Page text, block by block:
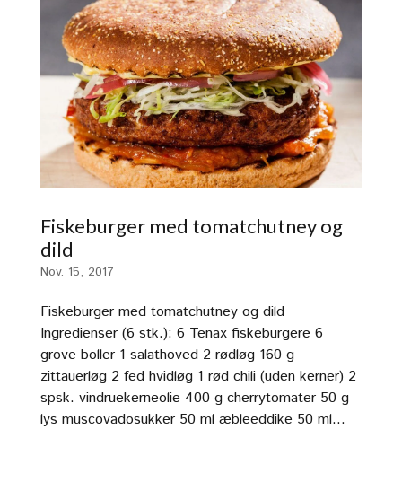
Fiskeburger med tomatchutney og
dild
Nov. 15, 2017
Fiskeburger med tomatchutney og dild
Ingredienser (6 stk.): 6 Tenax fiskeburgere 6
grove boller 1 salathoved 2 rødløg 160 g
zittauerløg 2 fed hvidløg 1 rød chili (uden kerner) 2
spsk. vindruekerneolie 400 g cherrytomater 50 g
lys muscovadosukker 50 ml æbleeddike 50 ml...